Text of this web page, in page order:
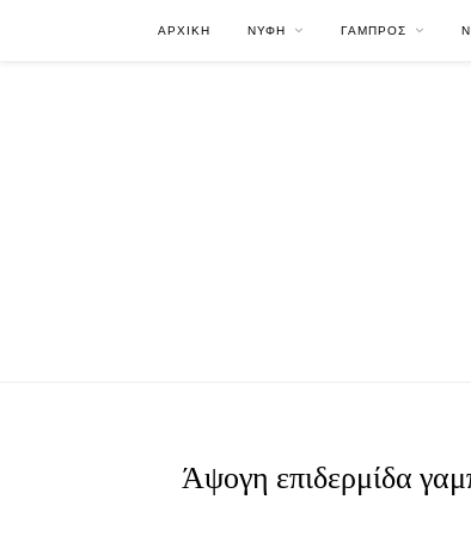
ΑΡΧΙΚΗ ΝΥΦΗ ΓΑΜΠΡΟΣ
Άψογη επιδερμίδα